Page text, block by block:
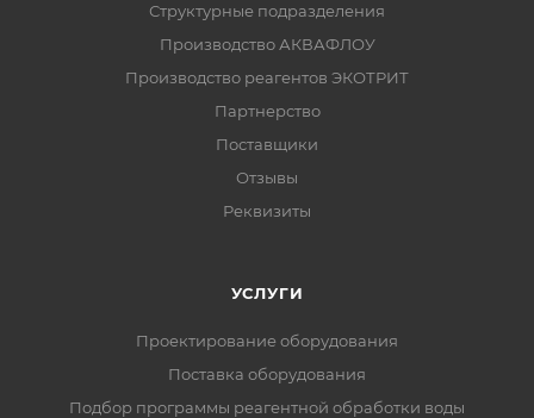
Структурные подразделения
Производство АКВАФЛОУ
Производство реагентов ЭКОТРИТ
Партнерство
Поставщики
Отзывы
Реквизиты
УСЛУГИ
Проектирование оборудования
Поставка оборудования
Подбор программы реагентной обработки воды